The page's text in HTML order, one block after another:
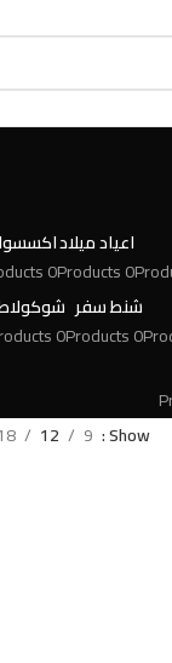
اعياد ميلاد
0 Products
0 Products
شنط سفر
0 Products
0 Products
Show
9
12